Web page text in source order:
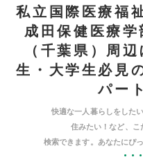
私立国際医療福
成田保健医療
（千葉県）周
生・大学生必見
パー
快適な一人暮らしをした
住みたい！など、
検索できます。あなたにぴ